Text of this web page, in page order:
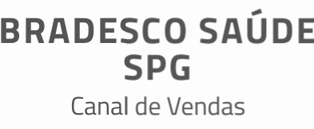
BRADESCO SAÚDE
SPG
Canal de Vendas